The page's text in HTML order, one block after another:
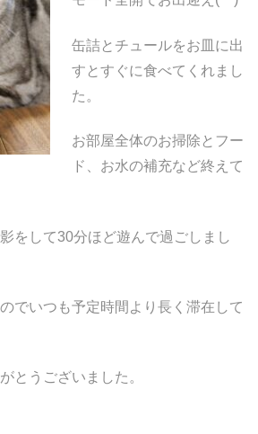
缶詰とチュールをお皿に出
すとすぐに食べてくれまし
た。
お部屋全体のお掃除とフー
ド、お水の補充など終えて
をして30分ほど遊んで過ごしまし
でいつも予定時間より長く滞在して
とうございました。